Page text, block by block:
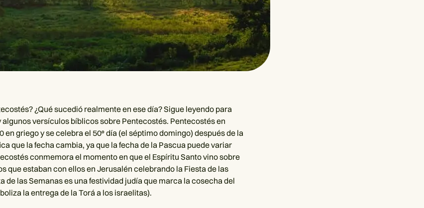
¿Qué sucedió realmente en ese día? Sigue leyendo para
versículos bíblicos sobre Pentecostés. Pentecostés en
en griego y se celebra el 50º día (el séptimo domingo) después de la
que la fecha cambia, ya que la fecha de la Pascua puede variar
conmemora el momento en que el Espíritu Santo vino sobre
que estaban con ellos en Jerusalén celebrando la Fiesta de las
de las Semanas es una festividad judía que marca la cosecha del
la entrega de la Torá a los israelitas).